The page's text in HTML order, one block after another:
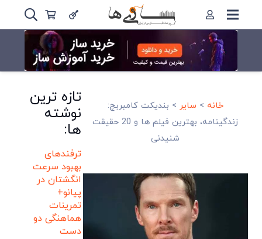
خانه > سایر > بندیکت کامبربچ:
زندگینامه، بهترین فیلم ها و 20 حقیقت
شنیدنی
تازه ترین
نوشته
ها:
ترفندهای
بهبود سرعت
انگشتان در
پیانو+
تمرینات
هماهنگی دو
دست